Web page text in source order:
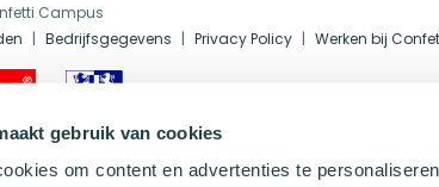
gebruik van cookies
om content en advertenties te
Campus
Bedrijfsgegevens Privacy Policy Werken bij